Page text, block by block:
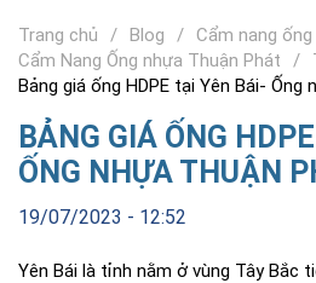
Trang chủ Blog
Cẩm nang ống
Cẩm Nang Ống nhựa Thuận Phát
Bảng giá ống HDPE tại Yên Bái- Ống
BẢNG GIÁ ỐNG
ỐNG NHỰA THUẬN
19/07/2023 - 12:52
Yên Bái là tỉnh nằm ở vùng Tây Bắc